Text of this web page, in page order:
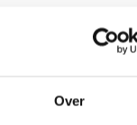
Over